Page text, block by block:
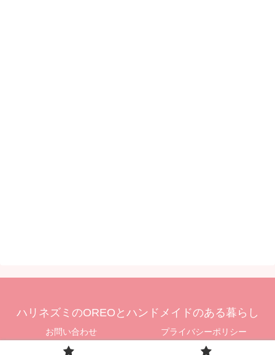
ハリネズミのOREOとハンドメイドのある暮らし
お問い合わせ プライバシーポリシー